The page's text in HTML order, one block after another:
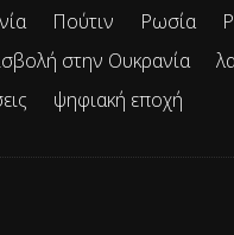
Πούτιν Ρωσία
στην Ουκρανία
ψηφιακή εποχή